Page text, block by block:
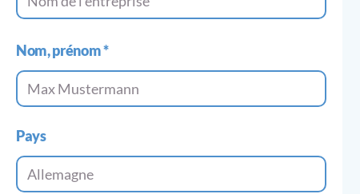
Nom, prénom*
Pays